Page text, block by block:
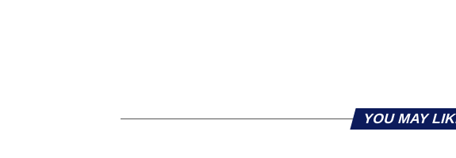
YOU MAY